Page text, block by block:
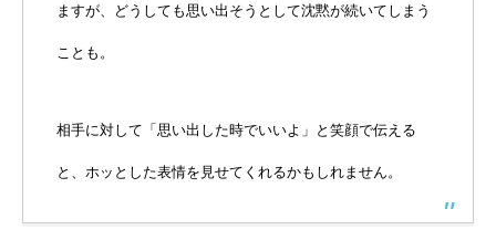
ますが、どうしても思い出そうとして沈黙が続いてしまう
ことも。
相手に対して「思い出した時でいいよ」と笑顔で伝える
と、ホッとした表情を見せてくれるかもしれません。